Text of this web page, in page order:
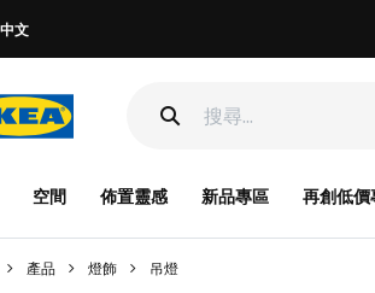
中文
空間 佈置靈感 新品專區 再創低價
產品 燈飾 吊燈